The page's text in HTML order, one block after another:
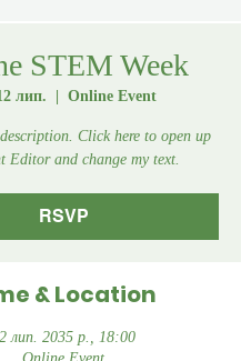
STEM Week
лип. Online Event
Click here to open up
Editor and change my text.
RSVP
& Location
лип. 2035 р., 18:00